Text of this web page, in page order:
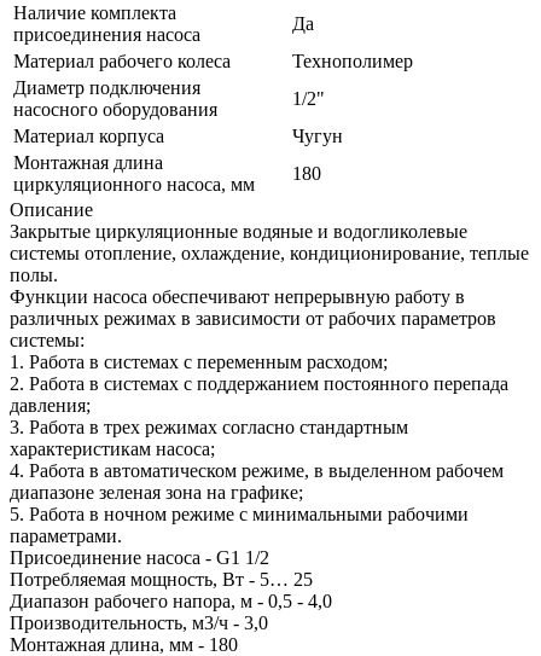
Наличие комплекта
присоединения насоса
Да
Материал рабочего колеса
Технополимер
Диаметр подключения
насосного оборудования
1/2"
Материал корпуса
Чугун
Монтажная длина
циркуляционного насоса, мм
180
Описание
Закрытые циркуляционные водяные и водогликолевые
системы отопление, охлаждение, кондиционирование, теплые
полы.
Функции насоса обеспечивают непрерывную работу в
различных режимах в зависимости от рабочих параметров
системы:
1. Работа в системах с переменным расходом;
2. Работа в системах с поддержанием постоянного перепада
давления;
3. Работа в трех режимах согласно стандартным
характеристикам насоса;
4. Работа в автоматическом режиме, в выделенном рабочем
диапазоне зеленая зона на графике;
5. Работа в ночном режиме с минимальными рабочими
параметрами.
Присоединение насоса - G1 1/2
Потребляемая мощность, Вт - 5… 25
Диапазон рабочего напора, м - 0,5 - 4,0
Производительность, м3/ч - 3,0
Монтажная длина, мм - 180